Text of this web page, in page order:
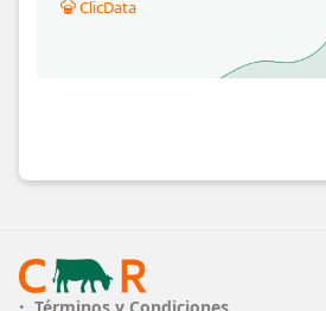
ClicData
Términos y Condiciones